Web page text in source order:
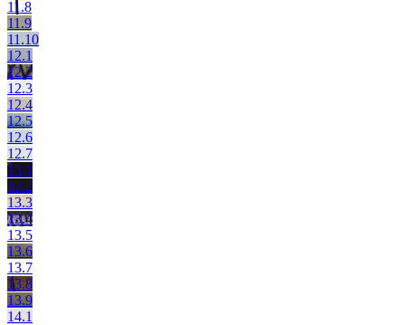
11.8
11.9
11.10
12.1
12.2
12.3
12.4
12.5
12.6
12.7
13.1
13.2
13.3
13.4
13.5
13.6
13.7
13.8
13.9
14.1